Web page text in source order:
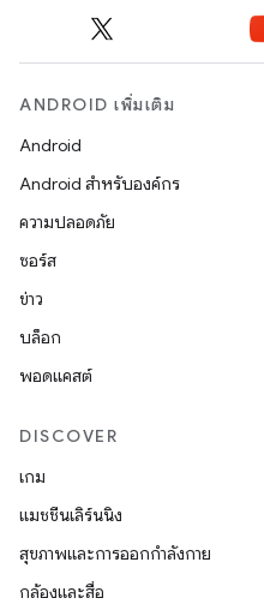
ANDROID เพิ่มเติม
Android
Android สำหรับองค์กร
ความปลอดภัย
ซอร์ส
ข่าว
บล็อก
พอดแคสต์
DISCOVER
เกม
แมชชีนเลิร์นนิง
สุขภาพและการออกกำลังกาย
กล้องและสื่อ